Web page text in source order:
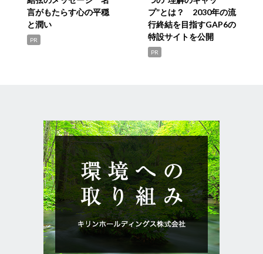
言がもたらす心の平穏
と潤い
PR
プ”とは？ 2030年の流
行終結を目指すGAP6の
特設サイトを公開
PR